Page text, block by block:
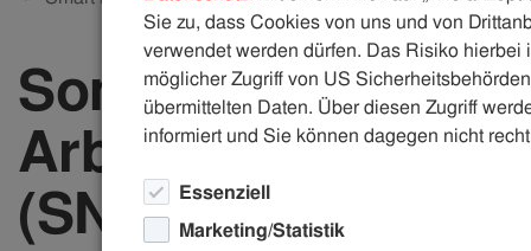
Sommer-Nieder-
Arbeitspreis
(SNAP)
Sie zu, dass Cookies von uns und von
verwendet werden dürfen. Das Risiko hierbei
möglicher Zugriff von US
übermittelten Daten. Über diesen Zugriff
informiert und Sie können dagegen nicht
Essenziell
Marketing/Statistik